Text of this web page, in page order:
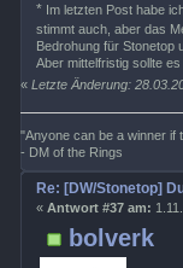
*Im letzten Post habe
stimmt auch, aber das
Bedrohung für Stonetop
Aber mittelfristig sollte
«Letzte Änderung:
"Anyone can be a winner if
- DM of the Rings
bolverk
Re: [DW/Stonetop]
« Antwort #37 am: